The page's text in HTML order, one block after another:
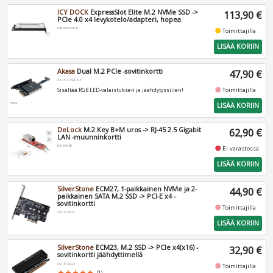
ICY DOCK ExpressSlot Elite M.2 NVMe SSD ->
PCIe 4.0 x4 levykotelo/adapteri, hopea
MB840M2P-B
113,90 €
fiber_manual_recordToimittajilla
LISÄÄ KORIIN
Akasa Dual M.2 PCIe -sovitinkortti
AK-PCCM2P-04
Sisältää RGB LED-valaistuksen ja jäähdytyssiilen!
47,90 €
fiber_manual_recordToimittajilla
LISÄÄ KORIIN
DeLockM.2 Key B+M uros -> RJ-45 2.5 Gigabit
LAN -muunninkortti
DE-62985
62,90 €
fiber_manual_record Ei varastossa
LISÄÄ KORIIN
SilverStone ECM27, 1-paikkainen NVMe ja 2-
paikkainen SATA M.2 SSD -> PCI-E x4 -
sovitinkortti
SST-ECM27
44,90 €
fiber_manual_recordToimittajilla
LISÄÄ KORIIN
SilverStone ECM23, M.2 SSD -> PCIe x4(x16) -
sovitinkortti jäähdyttimellä
SST-ECM23
32,90 €
fiber_manual_recordToimittajilla